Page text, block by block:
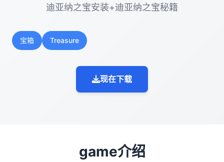
迪亚纳之宝安装+迪亚纳之宝秘籍
宝箱 Treasure
现在下载
game介绍